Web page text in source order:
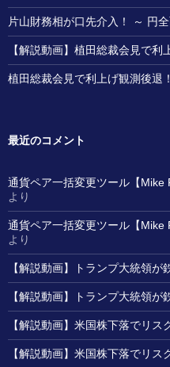
片山財務相が口先介入！ ～ 円
【解説動画】植田総裁会見で利
植田総裁会見で利上げ観測後退
最近のコメント
通貨ペア一括変更ツール【Mike
より
通貨ペア一括変更ツール【Mike
より
【解説動画】トランプ大統領が
【解説動画】トランプ大統領が
【解説動画】米国株下落でリス
【解説動画】米国株下落でリス